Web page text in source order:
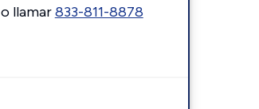
o llamar833-811-8878